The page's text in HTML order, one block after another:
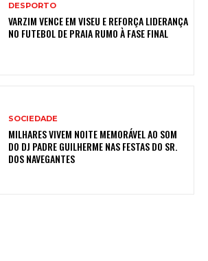
DESPORTO
VARZIM VENCE EM VISEU E REFORÇA LIDERANÇA
NO FUTEBOL DE PRAIA RUMO À FASE FINAL
SOCIEDADE
MILHARES VIVEM NOITE MEMORÁVEL AO SOM
DO DJ PADRE GUILHERME NAS FESTAS DO SR.
DOS NAVEGANTES